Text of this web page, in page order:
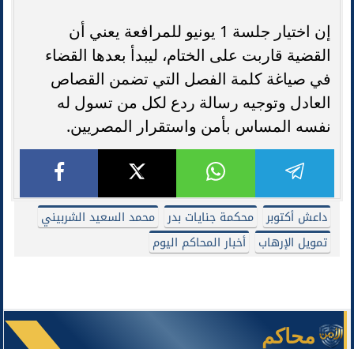
إن اختيار جلسة 1 يونيو للمرافعة يعني أن
القضية قاربت على الختام، ليبدأ بعدها القضاء
في صياغة كلمة الفصل التي تضمن القصاص
العادل وتوجيه رسالة ردع لكل من تسول له
نفسه المساس بأمن واستقرار المصريين.
داعش أكتوبر محكمة جنايات بدر
محمد السعيد الشربيني
تمويل الإرهاب
أخبار المحاكم اليوم
محاكم